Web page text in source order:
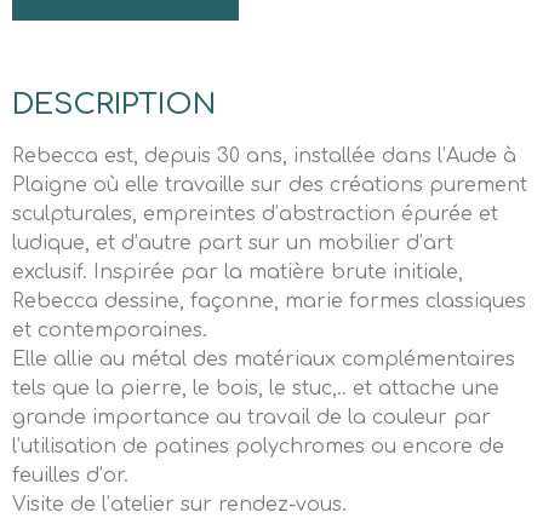
DESCRIPTION
Rebecca est, depuis 30 ans, installée dans l’Aude à
Plaigne où elle travaille sur des créations purement
sculpturales, empreintes d’abstraction épurée et
ludique, et d’autre part sur un mobilier d’art
exclusif. Inspirée par la matière brute initiale,
Rebecca dessine, façonne, marie formes classiques
et contemporaines.
Elle allie au métal des matériaux complémentaires
tels que la pierre, le bois, le stuc,.. et attache une
grande importance au travail de la couleur par
l’utilisation de patines polychromes ou encore de
feuilles d’or.
Visite de l’atelier sur rendez-vous.